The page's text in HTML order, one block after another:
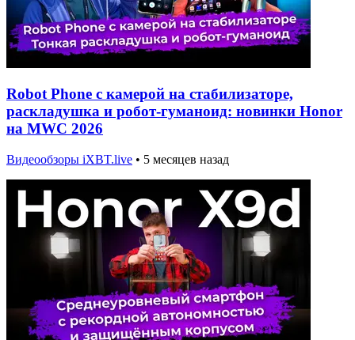
Robot Phone с камерой на стабилизаторе,
раскладушка и робот-гуманоид: новинки Honor
на MWC 2026
Видеообзоры iXBT.live • 5 месяцев назад